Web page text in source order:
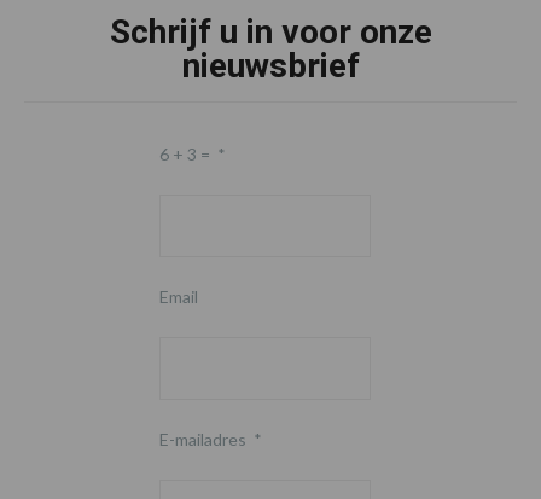
FooterSchrijf u in voor onze
nieuwsbrief
6 + 3 = *
Email
E-mailadres *